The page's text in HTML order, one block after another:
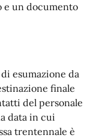
e un documento
esumazione da
finale
del personale
data in cui
trentennale è